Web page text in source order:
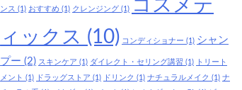
ンス (1) おすすめ (1) クレンジング (1)
コスメテ
ィックス (10) コンディショナー (1) シャン
プー (2) スキンケア (1) ダイレクト・セリング講習 (1)
トリート
メント (1) ドラッグストア (1) ドリンク (1) ナチュラルメイク (1) ナ